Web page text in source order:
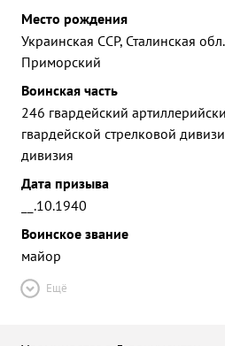
Место рождения
Украинская ССР, Сталинская
Приморский
Воинская часть
246 гвардейский
гвардейской стрелковой
дивизия
Дата призыва
__.10.1940
Воинское звание
майор
Ещё